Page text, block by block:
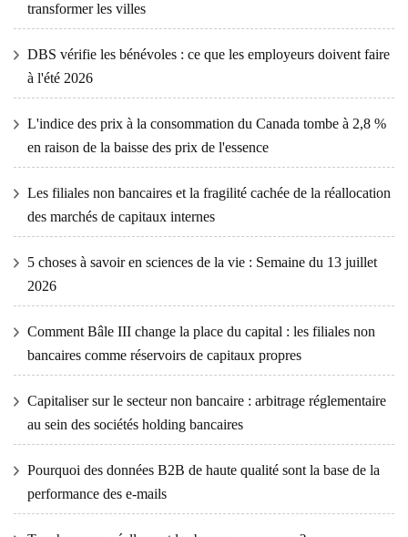
transformer les villes
DBS vérifie les bénévoles : ce que les employeurs doivent faire
à l'été 2026
L'indice des prix à la consommation du Canada tombe à 2,8 %
en raison de la baisse des prix de l'essence
Les filiales non bancaires et la fragilité cachée de la réallocation
des marchés de capitaux internes
5 choses à savoir en sciences de la vie : Semaine du 13 juillet
2026
Comment Bâle III change la place du capital : les filiales non
bancaires comme réservoirs de capitaux propres
Capitaliser sur le secteur non bancaire : arbitrage réglementaire
au sein des sociétés holding bancaires
Pourquoi des données B2B de haute qualité sont la base de la
performance des e-mails